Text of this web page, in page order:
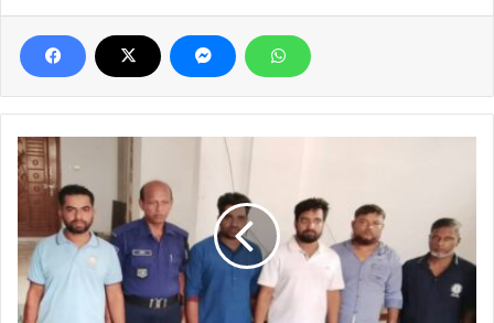
সোনারগাঁয়ে
নিষিদ্ধ
সংগঠনের
সদস্য
গ্রেফতার